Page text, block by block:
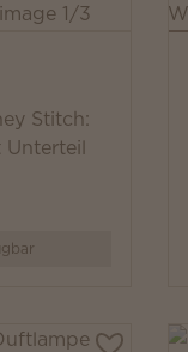
Stitch:
Unterteil